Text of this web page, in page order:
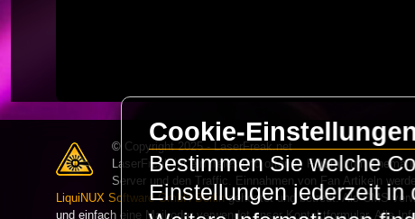
© Copyright 2025 - LaserFreak.net
LaserFreak ist ein freies und offenes Forum zum
Server und den Traffic. Einnahmen von Fan Artikeln
LiquiNUX Software GmbH Berlingehostet und betreut. Als CMS
und einfach eine Mail oder verwendet unser Kontaktformular. Alle
Cookie-
Bestimmen Sie welche
Einstellungen jederzeit in